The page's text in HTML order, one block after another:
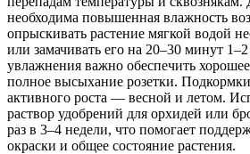
необходима повышенная влажность
опрыскивать растение мягкой водой
или замачивать его на 20–30 минут
увлажнения важно обеспечить
полное высыхание розетки.
активного роста — весной и летом.
раствор удобрений для орхидей или
раз в 3–4 недели, что помогает
окраски и общее состояние растения.